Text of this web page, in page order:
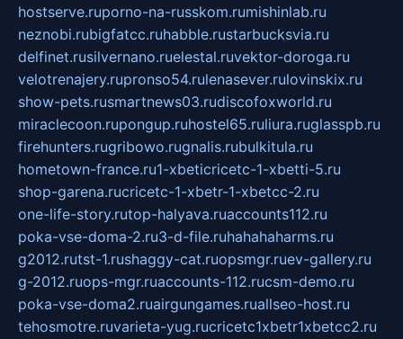
hostserve.ruporno-na-russkom.rumishinlab.ru
neznobi.rubigfatcc.ruhabble.rustarbucksvia.ru
delfinet.rusilvernano.ruelestal.ruvektor-doroga.ru
velotrenajery.rupronso54.rulenasever.rulovinskix.ru
show-pets.rusmartnews03.rudiscofoxworld.ru
miraclecoon.rupongup.ruhostel65.ruliura.ruglasspb.ru
firehunters.rugribowo.rugnalis.rubulkitula.ru
hometown-france.ru1-xbeticricetc-1-xbetti-5.ru
shop-garena.rucricetc-1-xbetr-1-xbetcc-2.ru
one-life-story.rutop-halyava.ruaccounts112.ru
poka-vse-doma-2.ru3-d-file.ruhahahaharms.ru
g2012.rutst-1.rushaggy-cat.ruopsmgr.ruev-gallery.ru
g-2012.ruops-mgr.ruaccounts-112.rucsm-demo.ru
poka-vse-doma2.ruairgungames.ruallseo-host.ru
tehosmotre.ruvarieta-yug.rucricetc1xbetr1xbetcc2.ru